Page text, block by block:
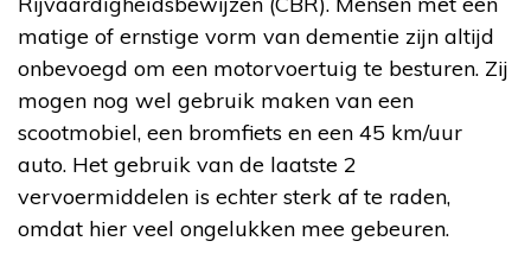
matige of ernstige vorm van dementie zijn altijd
onbevoegd om een motorvoertuig te besturen. Zij
mogen nog wel gebruik maken van een
scootmobiel, een bromfiets en een 45 km/uur
auto. Het gebruik van de laatste 2
vervoermiddelen is echter sterk af te raden,
omdat hier veel ongelukken mee gebeuren.